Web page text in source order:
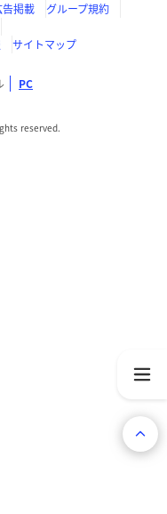
告掲載
グループ規約
サイトマップ
PC
reserved.